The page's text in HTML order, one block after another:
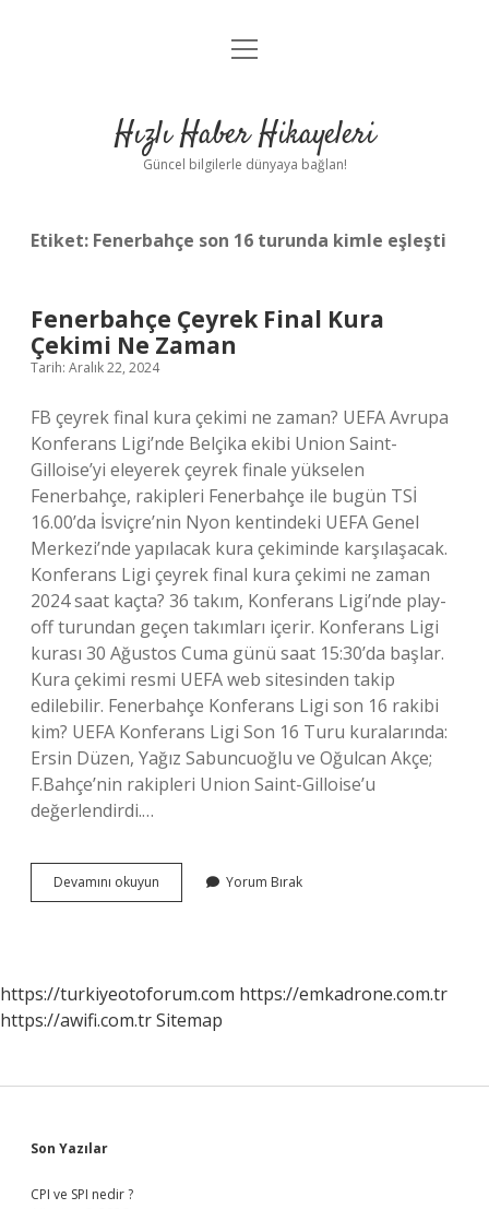
Anasayfa
Yasal Uyarı
menüyü
Hızlı Haber Hikayeleri
Güncel bilgilerle dünyaya bağlan!
Etiket: Fenerbahçe son 16 turunda kimle eşleşti
Fenerbahçe Çeyrek Final Kura
Çekimi Ne Zaman
Tarih: Aralık 22, 2024
FB çeyrek final kura çekimi ne zaman? UEFA Avrupa
Konferans Ligi’nde Belçika ekibi Union Saint-
Gilloise’yi eleyerek çeyrek finale yükselen
Fenerbahçe, rakipleri Fenerbahçe ile bugün TSİ
16.00’da İsviçre’nin Nyon kentindeki UEFA Genel
Merkezi’nde yapılacak kura çekiminde karşılaşacak.
Konferans Ligi çeyrek final kura çekimi ne zaman
2024 saat kaçta? 36 takım, Konferans Ligi’nde play-
off turundan geçen takımları içerir. Konferans Ligi
kurası 30 Ağustos Cuma günü saat 15:30’da başlar.
Kura çekimi resmi UEFA web sitesinden takip
edilebilir. Fenerbahçe Konferans Ligi son 16 rakibi
kim? UEFA Konferans Ligi Son 16 Turu kuralarında:
Ersin Düzen, Yağız Sabuncuoğlu ve Oğulcan Akçe;
F.Bahçe’nin rakipleri Union Saint-Gilloise’u
değerlendirdi.…
Devamını okuyun Fenerbahçe
Çeyrek
Zaman
Yorum Bırak
https://turkiyeotoforum.com https://emkadrone.com.tr
https://awifi.com.trSitemap
Sidebar
Son Yazılar
CPI ve SPI nedir ?